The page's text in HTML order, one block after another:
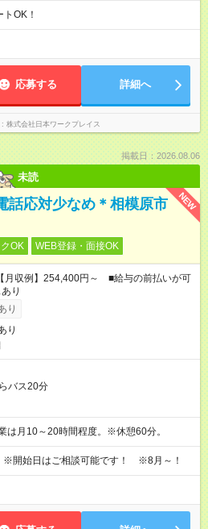
OK！
応募する 詳細へ
株式会社日本ワークプレイス
掲載日：2026.08.06
未読
NEW
話応対少なめ＊相模原市
OK WEB登録・面接OK
収例】254,400円～ ■給与の前払いが可
り
り
り
バス20分
月10～20時間程度。※休憩60分。
開始日はご相談可能です！ ※8月～！